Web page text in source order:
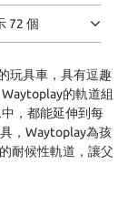
72 個
玩具車，具有逗趣
的軌道組
，都能延伸到每
，Waytoplay為孩
耐候性軌道，讓父